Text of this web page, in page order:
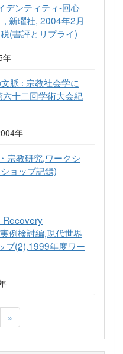
デンティティ-回心
, 新曜社, 2004年2月
(書評とリプライ)
年
脈 : 宗教社会学に
十二回学術大会紀
年
宗教研究,ワークシ
ョップ記録)
Recovery
例検討編,現代世界
プ(2),1999年度ワー
»